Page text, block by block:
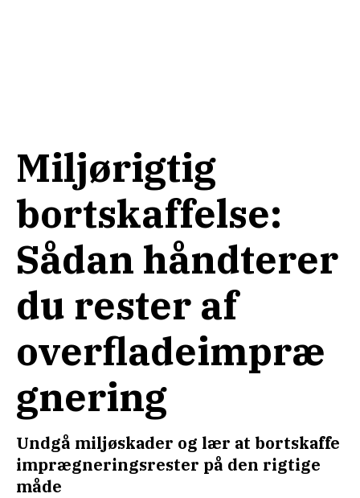
Miljørigtig
bortskaffelse:
Sådan håndterer
du rester af
overfladeimpræ
gnering
Undgå miljøskader og lær at bortskaffe
imprægneringsrester på den rigtige
måde